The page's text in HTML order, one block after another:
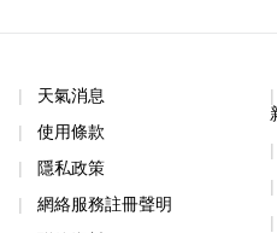
天氣消息
使用條款
隱私政策
網絡服務註冊聲明